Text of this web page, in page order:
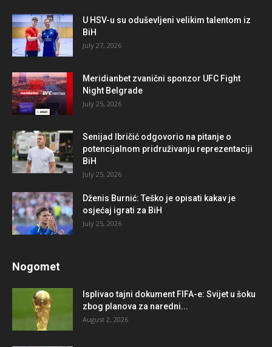
U HSV-u su oduševljeni velikim talentom iz
BiH
July 27, 2026
Meridianbet zvanični sponzor UFC Fight
Night Belgrade
July 25, 2026
Senijad Ibričić odgovorio na pitanje o
potencijalnom pridruživanju reprezentaciji
BiH
July 25, 2026
Dženis Burnić: Teško je opisati kakav je
osjećaj igrati za BiH
July 25, 2026
Nogomet
Isplivao tajni dokument FIFA-e: Svijet u šoku
zbog planova za naredni...
August 2, 2026